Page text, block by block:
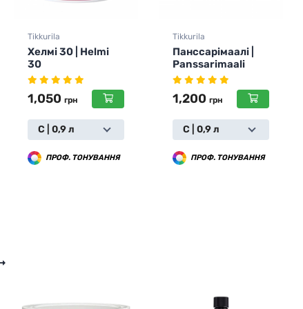
Tikkurila
Панссарімаалі |
Panssarimaali
1,200 грн
С | 0,9 л
ПРОФ. ТОНУВАННЯ
Tikkurila
Ґрунт адгезійний
Отекс Аква | Otex
Akva
1,190 грн
0,9 л